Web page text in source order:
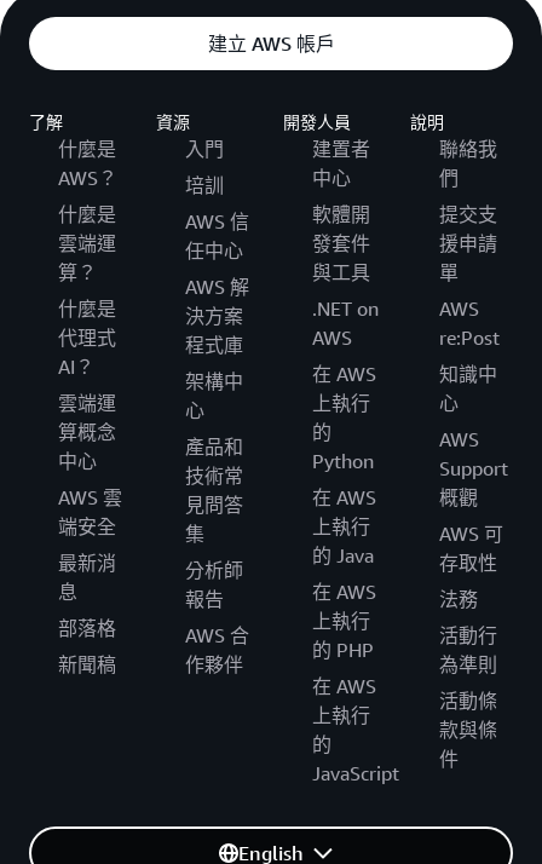
建立 AWS 帳戶
了解
什麼是
AWS？
什麼是
雲端運
算？
什麼是
代理式
AI？
雲端運
算概念
中心
AWS 雲
端安全
最新消
息
部落格
新聞稿
資源
入門
培訓
AWS 信
任中心
AWS 解
決方案
程式庫
架構中
心
產品和
技術常
見問答
集
分析師
報告
AWS 合
作夥伴
開發人員
建置者
中心
軟體開
發套件
與工具
.NET on
AWS
在 AWS
上執行
的
Python
在 AWS
上執行
的 Java
在 AWS
上執行
的 PHP
在 AWS
上執行
的
JavaScript
說明
聯絡我
們
提交支
援申請
單
AWS
re:Post
知識中
心
AWS
Support
概觀
AWS 可
存取性
法務
活動行
為準則
活動條
款與條
件
English